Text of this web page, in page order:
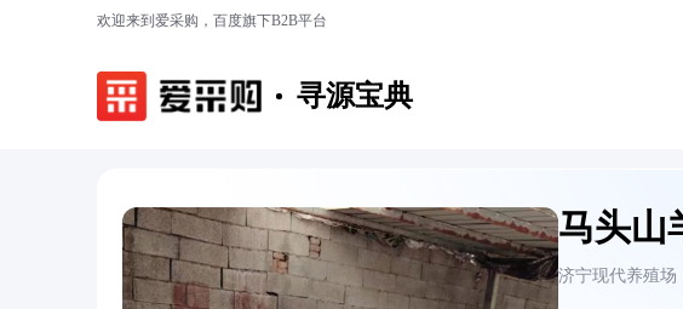
欢迎来到爱采购，百度旗下B2B平台
寻源宝典
马头山
济宁现代养殖场